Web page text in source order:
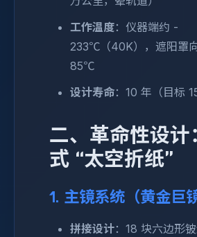
工作温度：仪器端约 -
233℃（40K），遮阳罩
85℃
设计寿命：10 年（目标
二、革命性设计
式 “太空折纸”
1. 主镜系统（黄金巨镜
拼接设计：18 块六边形铍